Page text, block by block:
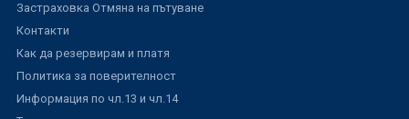
Застраховка Отмяна на пътуване
Контакти
Как да резервирам и платя
Политика за поверителност
Информация по чл.13 и чл.14